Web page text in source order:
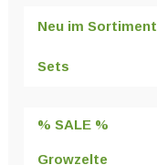
Neu im Sortiment
Sets
% SALE %
Growzelte